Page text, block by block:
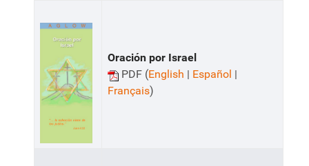
Oración por Israel
PDF (English | Español |
Français)